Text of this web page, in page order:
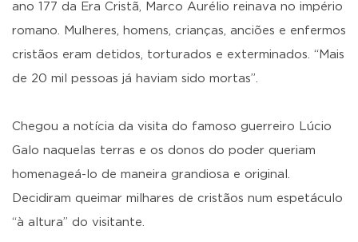
ano 177 da Era Cristã, Marco Aurélio reinava no império
romano. Mulheres, homens, crianças, anciões e enfermos
cristãos eram detidos, torturados e exterminados. “Mais
de 20 mil pessoas já haviam sido mortas”.
Chegou a notícia da visita do famoso guerreiro Lúcio
Galo naquelas terras e os donos do poder queriam
homenageá-lo de maneira grandiosa e original.
Decidiram queimar milhares de cristãos num espetáculo
“à altura” do visitante.